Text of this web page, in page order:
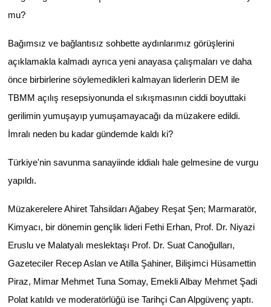
mu?
Bağımsız ve bağlantısız sohbette aydınlarımız görüşlerini
açıklamakla kalmadı ayrıca yeni anayasa çalışmaları ve daha
önce birbirlerine söylemedikleri kalmayan liderlerin DEM ile
TBMM açılış resepsiyonunda el sıkışmasının ciddi boyuttaki
gerilimin yumuşayıp yumuşamayacağı da müzakere edildi.
İmralı neden bu kadar gündemde kaldı ki?
Türkiye'nin savunma sanayiinde iddialı hale gelmesine de vurgu
yapıldı.
Müzakerelere Ahiret Tahsildarı Ağabey Reşat Şen; Marmaratör,
Kimyacı, bir dönemin gençlik lideri Fethi Erhan, Prof. Dr. Niyazi
Eruslu ve Malatyalı meslektaşı Prof. Dr. Suat Canoğulları,
Gazeteciler Recep Aslan ve Atilla Şahiner, Bilişimci Hüsamettin
Piraz, Mimar Mehmet Tuna Somay, Emekli Albay Mehmet Şadi
Polat katıldı ve moderatörlüğü ise Tarihçi Can Alpgüvenç yaptı.